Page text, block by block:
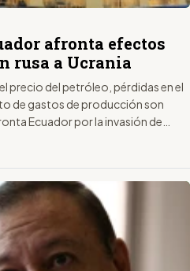
afronta efectos
rusa a Ucrania
precio del petróleo, pérdidas en el
de gastos de producción son
Ecuador por la invasión de